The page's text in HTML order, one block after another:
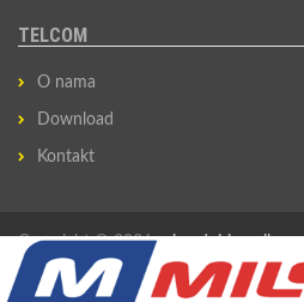
TELCOM
O nama
Download
Kontakt
Copyright © 2026privredni-imenik.com
Izradio Sovan